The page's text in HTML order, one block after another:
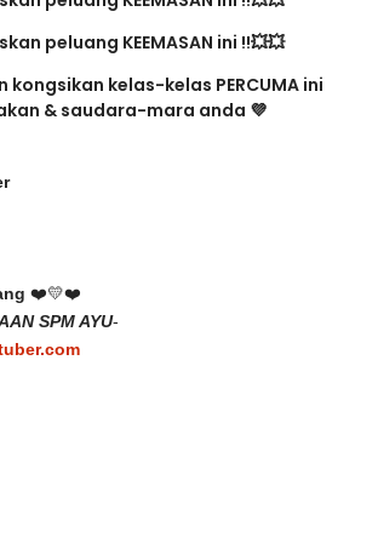
peluang KEEMASAN ini !!💥💥
kongsikan kelas-kelas PERCUMA ini
& saudara-mara anda 💜
❤️💛❤️
SPM AYU-